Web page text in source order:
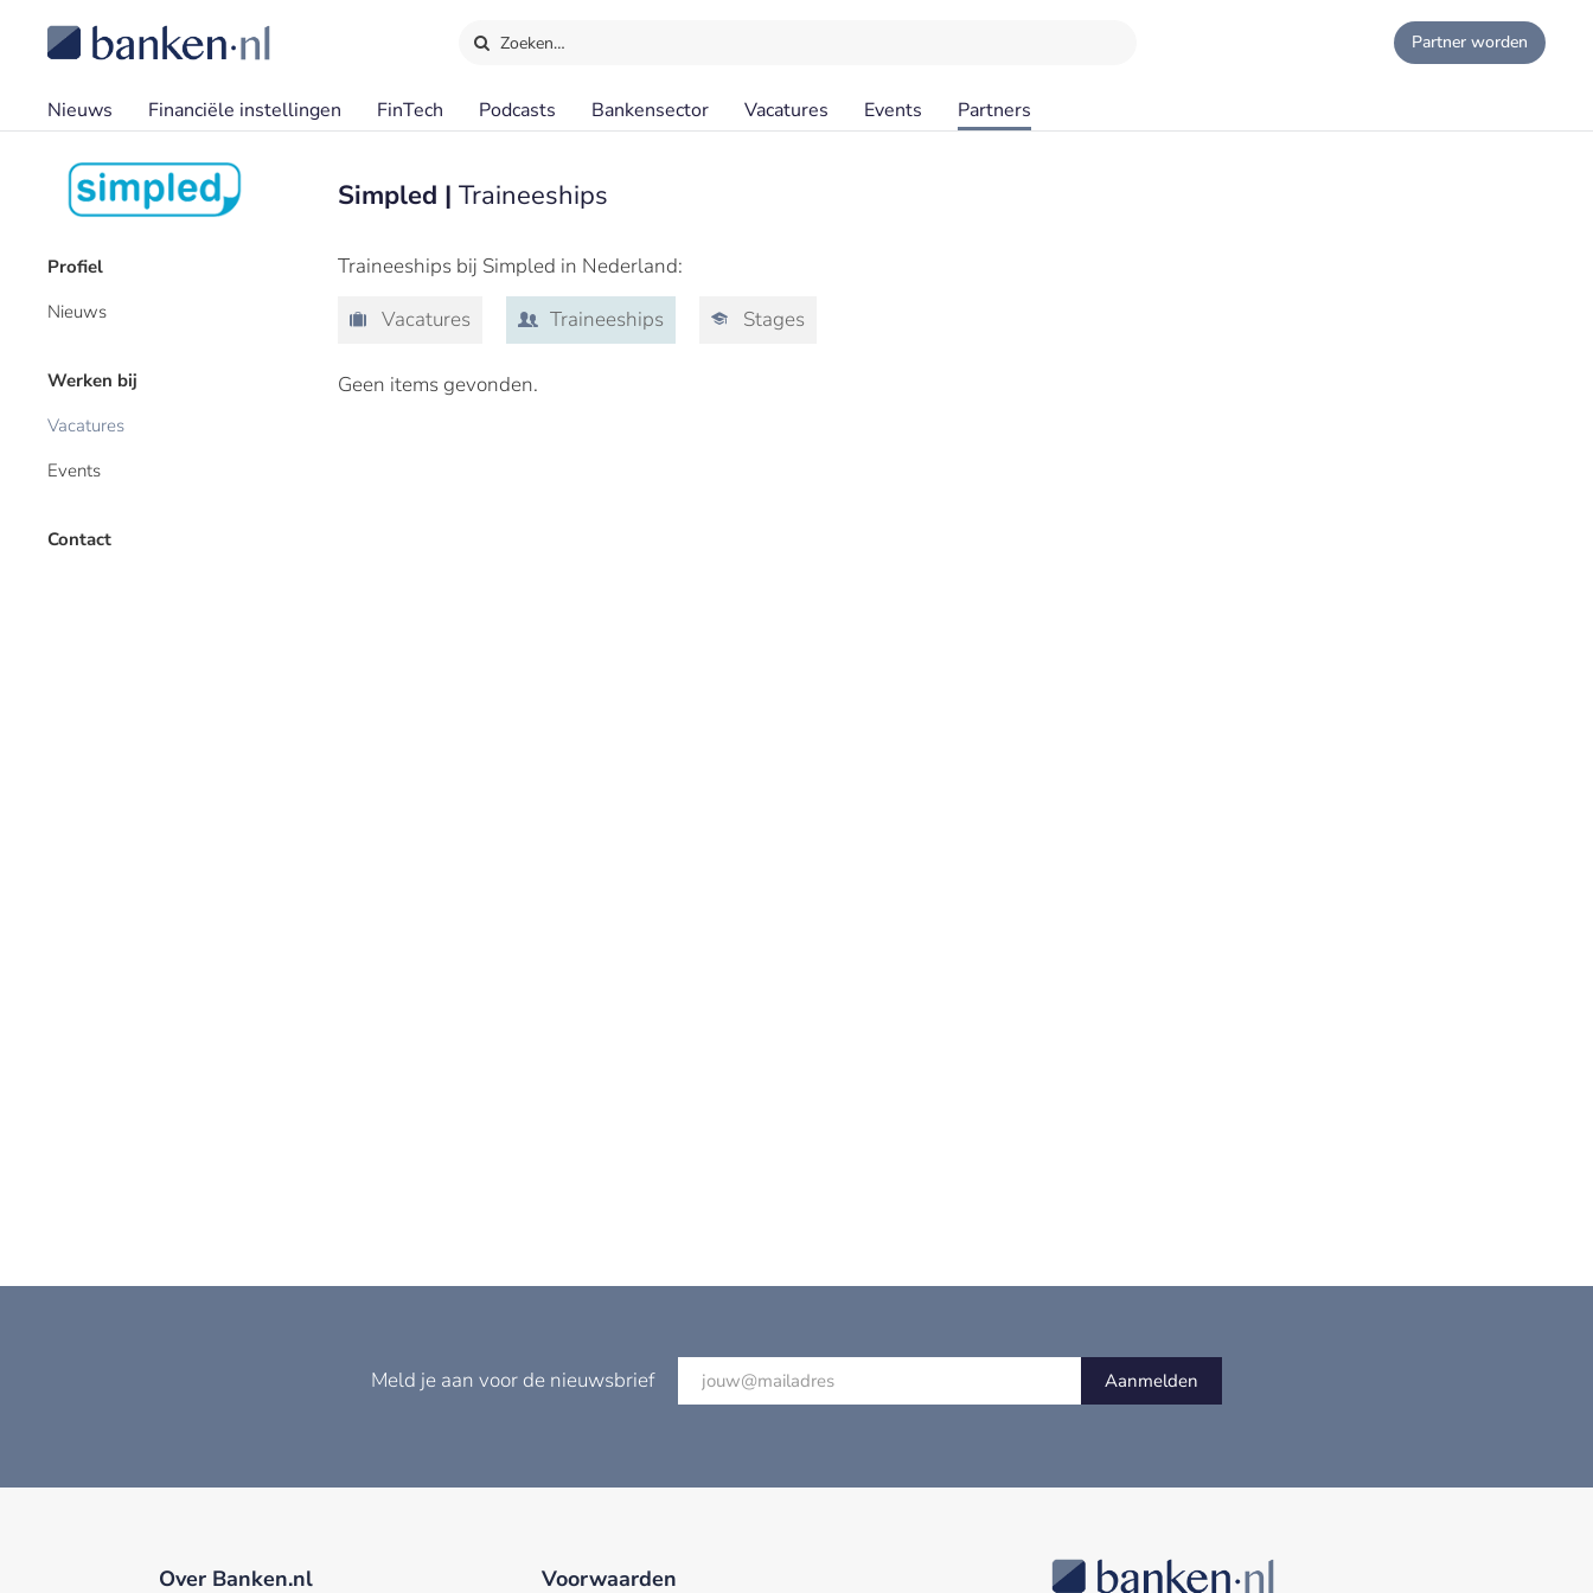
Zoeken… Partner worden
Nieuws Financiële instellingen FinTech Podcasts Bankensector Vacatures Events Partners
Profiel
Nieuws
Werken bij
Vacatures
Events
Contact
Simpled | Traineeships
Traineeships bij Simpled in Nederland:
Vacatures
Traineeships Stages
Geen items gevonden.
Meld je aan voor de nieuwsbrief Aanmelden
Over Banken.nl Voorwaarden